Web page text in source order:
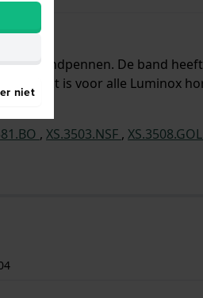
bandpennen. De band
is voor alle Luminox
, XS.3503.NSF ,
niet